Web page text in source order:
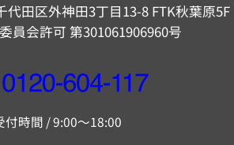
代田区外神田3丁目13-8 FTK秋葉原5F
員会許可 第301061906960号
フ
ー
付時間 / 9:00～18:00